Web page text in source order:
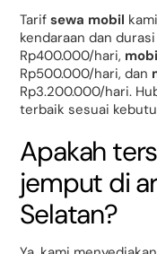
Tarifsewa mobil
kendaraan dan
Rp400.000/hari,
Rp500.000/hari, dan
Rp3.200.000/hari.
terbaik sesuai
Apakah
jemput di
Selatan?